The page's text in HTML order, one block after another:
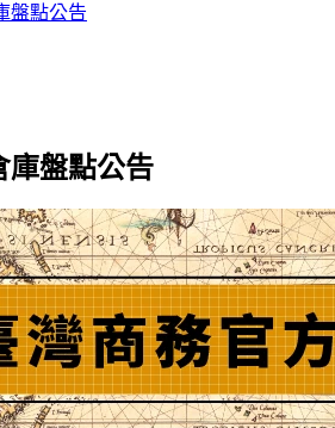
盤點公告
庫盤點公告